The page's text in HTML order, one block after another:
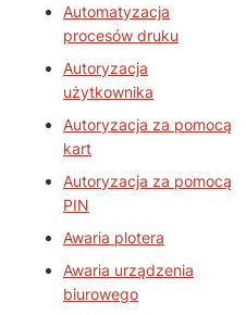
Automatyzacja
procesów druku
Autoryzacja
użytkownika
Autoryzacja za pomocą
kart
Autoryzacja za pomocą
PIN
Awaria plotera
Awaria urządzenia
biurowego